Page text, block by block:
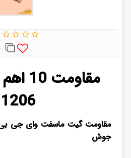
1206
مقاومت گیت ماسفت وای جی بی
جوش